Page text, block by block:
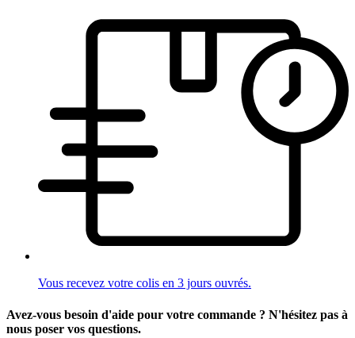
Vous recevez votre colis en 3 jours ouvrés.
Avez-vous besoin d'aide pour votre commande ? N'hésitez pas à
nous poser vos questions.